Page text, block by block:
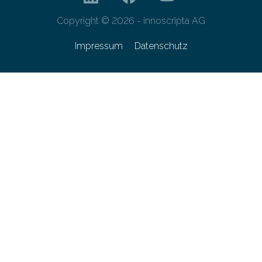
Copyright © 2026 - innoscripta AG
Impressum Datenschutz